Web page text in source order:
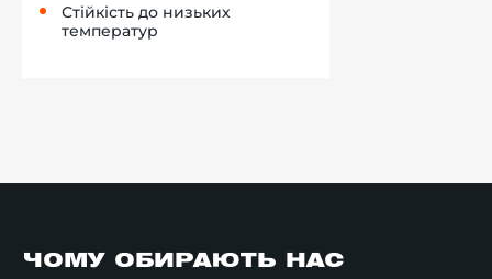
Стійкість до низьких
температур
ЧОМУ ОБИРАЮТЬ НАС